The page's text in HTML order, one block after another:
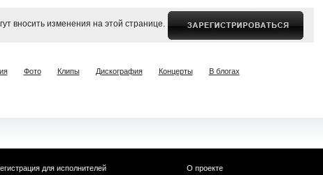
вносить изменения на этой странице.
Фото Клипы Дискография Концерты В блогах
для исполнителей
О проекте